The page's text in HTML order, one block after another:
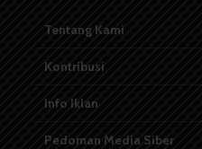
Tentang Kami
Kontribusi
Info Iklan
Pedoman Media Siber